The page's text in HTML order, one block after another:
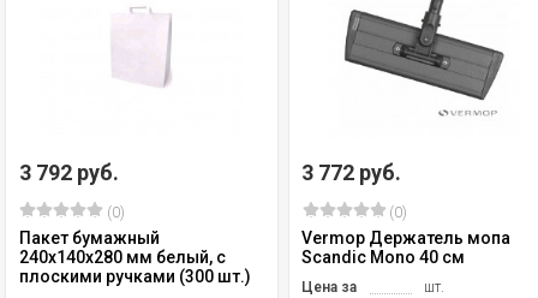
3 792 руб.
(0)
Пакет бумажный
240х140х280 мм белый, с
плоскими ручками (300 шт.)
3 772 руб.
(0)
Vermop Держатель мопа
Scandic Mono 40 см
Цена за
шт.